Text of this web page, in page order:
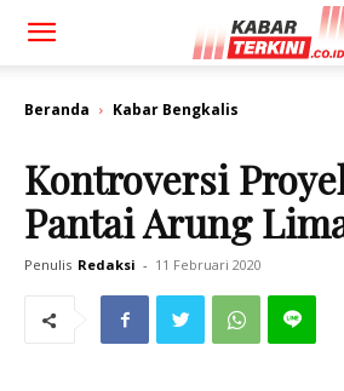
Beranda Kabar Bengkalis
Kontroversi
Pantai Arung
Penulis Redaksi - 11 Februari 2020